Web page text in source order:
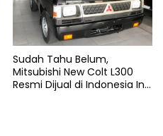
Sudah Tahu Belum,
Mitsubishi New Colt L300
Resmi Dijual di Indonesia Ini